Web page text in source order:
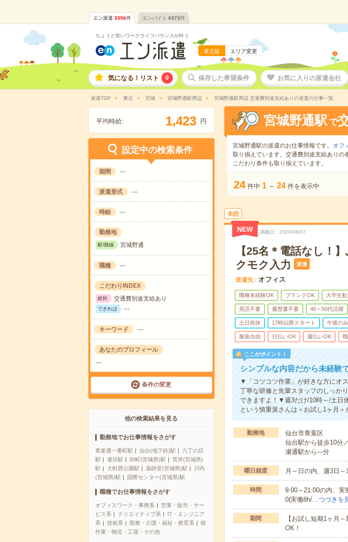
エン派遣 3356件 エンバイト 6373件
ちょうど良いワークライフバランスが叶う
東北版 エリア変更
気になる！リスト 0 保存した希望条件 お気に入りの派遣会社
派遣TOP 東北 宮城 宮城野通駅周辺 宮城野通駅周辺 交通費別途支給ありの派遣の仕事一覧
平均時給: 1,423 円
設定中の検索条件
期間 ---
派遣形式 ---
時給 ---
勤務地
駅/路線 宮城野通
職種 ---
こだわりINDEX
絶対 交通費別途支給あり
できれば ---
キーワード ---
あなたのプロフィール
---
条件の変更
他の検索結果を見る
勤務地でお仕事情報をさがす
青葉通一番町駅 仙台(地下鉄)駅
六丁の目
駅
連坊駅 卸町(宮城県)駅
荒井(宮城県)
駅
大町西公園駅 薬師堂(宮城県)駅
川内
(宮城県)駅
国際センター(宮城県)駅
職種でお仕事情報をさがす
オフィスワーク・事務系
営業・販売・サー
ビス系
クリエイティブ系
IT・エンジニア
系
技術系 医療・介護・福祉・教育系
軽
作業・物流・工場・その他
宮城野通駅 で
宮城野通駅の派遣のお仕事情報です。 オフ
取り揃えています。交通費別途支給ありの
こだわり条件も取り揃えています。
24 件中 1 ～ 24 件を表示中
未読
NEW 掲載日 2026/08/07
【25名＊電話なし！
クモク入力
派遣
派遣先 オフィス
職種未経験OK ブランクOK 大学生歓
英語不要 履歴書不要 40～50代活躍
土日祝休 17時以降スタート 午後の
服装自由 日払いOK 週払いOK
ここがポイント！
シンプルな内容だから未経験
▼「コツコツ作業」が好きな方にオ
丁寧な研修と先輩スタッフのしっか
できますよ！▼週3だけ/10時～/土日
という慎重派さんは＜お試し1ヶ月
勤務地
仙台市青葉区
仙台駅から徒歩10分
瀬通駅から---分
曜日頻度 月～日の内、週3日
時間
9:00～21:00の内、実
0(実働8h/…つづきを
期間
【お試し短期1ヶ月
OK！